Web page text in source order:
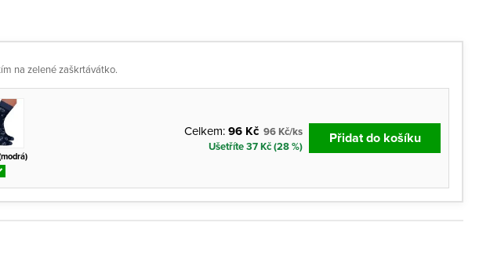
na zelené zaškrtávátko.
Celkem:96 Kč 96 Kč/ks
Ušetříte 37 Kč (28 %)
Přidat do košíku